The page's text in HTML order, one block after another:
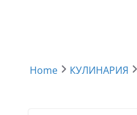
Home КУЛИНАРИЯ